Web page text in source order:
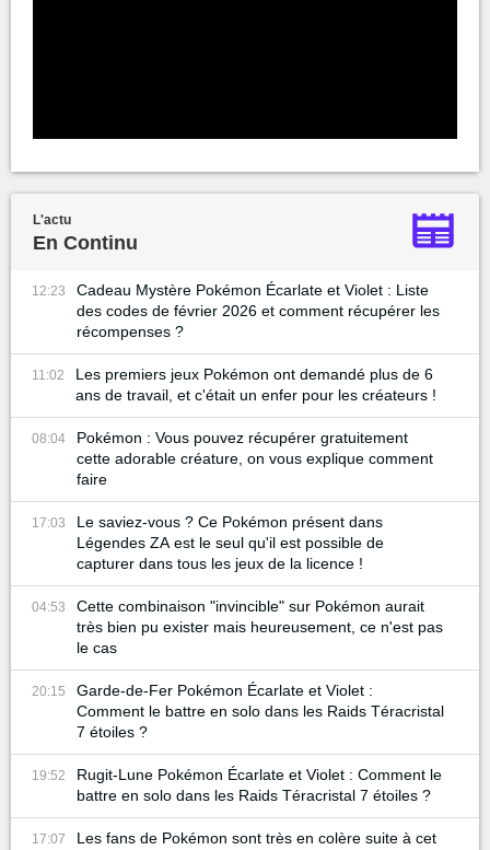
L'actu
En Continu
12:23
Cadeau Mystère Pokémon Écarlate et Violet : Liste
des codes de février 2026 et comment récupérer les
récompenses ?
11:02
Les premiers jeux Pokémon ont demandé plus de 6
ans de travail, et c'était un enfer pour les créateurs !
08:04
Pokémon : Vous pouvez récupérer gratuitement
cette adorable créature, on vous explique comment
faire
17:03
Le saviez-vous ? Ce Pokémon présent dans
Légendes ZA est le seul qu'il est possible de
capturer dans tous les jeux de la licence !
04:53
Cette combinaison "invincible" sur Pokémon aurait
très bien pu exister mais heureusement, ce n'est pas
le cas
20:15
Garde-de-Fer Pokémon Écarlate et Violet :
Comment le battre en solo dans les Raids Téracristal
7 étoiles ?
19:52
Rugit-Lune Pokémon Écarlate et Violet : Comment le
battre en solo dans les Raids Téracristal 7 étoiles ?
17:07
Les fans de Pokémon sont très en colère suite à cet